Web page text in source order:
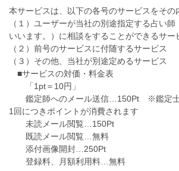
本サービスは、以下の各号のサービスをその
（１）ユーザーが当社の別途指定する占い師
いいます。）に相談をすることができるサー
（２）前号のサービスに付随するサービス
（３）その他、当社が別途定めるサービス
■サービスの対価・料金表
「1pt＝10円」
鑑定師へのメール送信…150Pt ※鑑定士
1回につきポイントが消費されます
未読メール閲覧…150Pt
既読メール閲覧…無料
添付画像開封…250Pt
登録料、月額利用料…無料